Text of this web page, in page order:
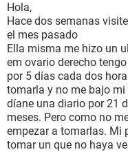
BIENESTAR
SEXUALIDAD
GLOSARIO
Hola,
Hace dos semanas
el mes pasado
Ella misma me hizo un
em ovario derecho
por 5 días cada dos
tomarla y no me bajo
díane una diario por 21
meses. Pero como no
empezar a tomarlas. Mi
tomar un que no haya